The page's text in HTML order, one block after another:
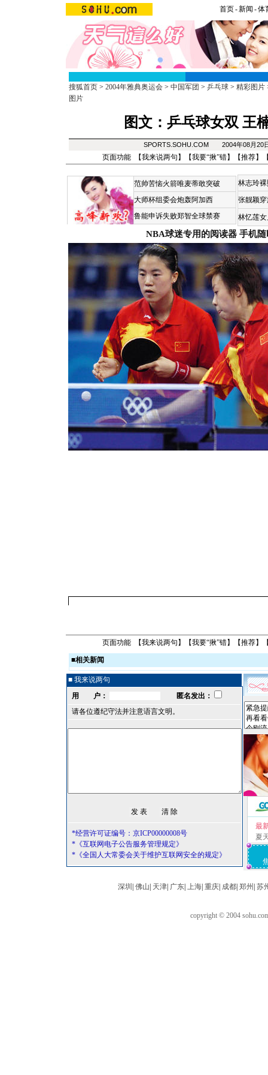
首页-新闻 -体
搜狐首页 > 2004年雅典奥运会 > 中国军团 > 乒乓球 > 精彩图片
图片
图文：乒乓球女双 王
SPORTS.SOHU.COM 2004年08月
页面功能 【我来说两句 】【我要“揪”错】【推荐】
范帅苦恼火箭唯麦蒂敢突破
大师杯组委会炮轰阿加西
鲁能申诉失败郑智全球禁赛
林志玲
张靓颖
林忆莲
NBA球迷专用的阅读器 手机
页面功能 【我来说两句 】【我要“揪”错】【推荐】
■相关新闻
■ 我来说两句
用 户：
匿名发出：
请各位遵纪守法并注意语言文明。
*经营许可证编号：京ICP00000008号
*《互联网电子公告服务管理规定》
*《全国人大常委会关于维护互联网安全的规定》
最
夏
深圳 佛山 天津| 广东| 上海| 重庆| 成都| 郑州 苏
copyright © 2004